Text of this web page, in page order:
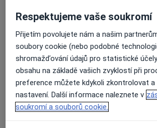
Dostupnost
Na této adrese online kalendář není
Způsoby platby (soukromé návštěvy)
Na teto adrese lékař přijímá
Detaily
Více
Respektujeme vaše soukromí
Přijetím povolujete nám a našim
soubory cookie (nebo podobné
shromažďování údajů pro statistické
obsahu na základě vašich zvyklostí při
preference můžete kdykoli zkontrolovat
nastavení. Další informace naleznete v
soukromí a souborů cookie.